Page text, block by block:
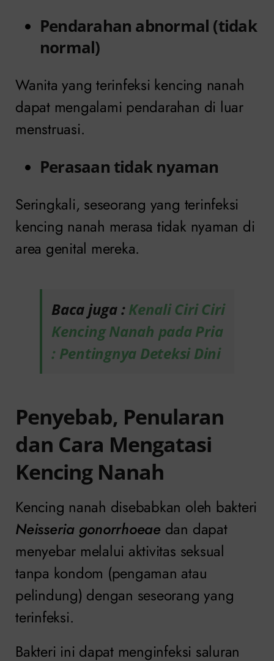
Pendarahan abnormal (tidak
normal)
Wanita yang terinfeksi kencing nanah
dapat mengalami pendarahan di luar
menstruasi.
Perasaan tidak nyaman
Seringkali, seseorang yang terinfeksi
kencing nanah merasa tidak nyaman di
area genital mereka.
Baca juga :Kenali Ciri Ciri
Kencing Nanah pada Pria
: Pentingnya Deteksi Dini
Penyebab, Penularan
dan Cara Mengatasi
Kencing Nanah
Kencing nanah disebabkan oleh bakteri
Neisseria gonorrhoeaedan dapat
menyebar melalui aktivitas seksual
tanpa kondom (pengaman atau
pelindung) dengan seseorang yang
terinfeksi.
Bakteri ini dapat menginfeksi saluran